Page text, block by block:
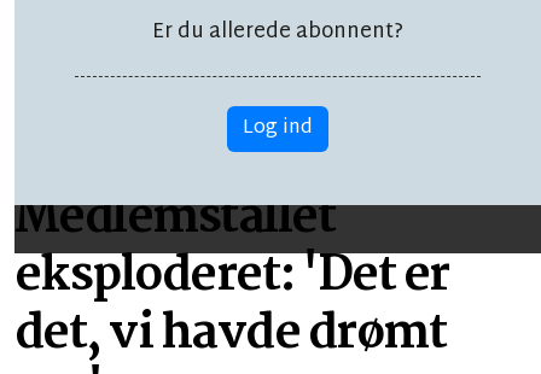
Er du allerede abonnent?
Log ind
Medlemstallet
eksploderet: 'Det er
det, vi havde drømt